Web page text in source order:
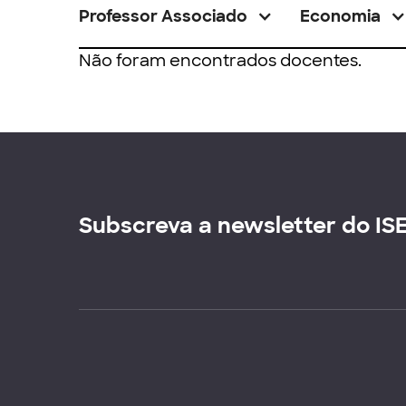
Professor Associado Economia
Não foram encontrados docentes.
Subscreva a newsletter do